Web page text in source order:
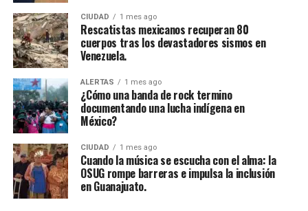
CIUDAD 1 mes ago
Rescatistas mexicanos recuperan 80
cuerpos tras los devastadores sismos en
Venezuela.
ALERTAS 1 mes ago
¿Cómo una banda de rock termino
documentando una lucha indígena en
México?
CIUDAD 1 mes ago
Cuando la música se escucha con el alma: la
OSUG rompe barreras e impulsa la inclusión
en Guanajuato.